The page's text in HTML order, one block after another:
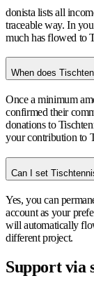
donista lists all
traceable way. In
much has flowed to
When does
Once a minimum
confirmed their
donations to
your contribution to
Can I set
Yes, you can
account as your
will automatically
different project.
Support via